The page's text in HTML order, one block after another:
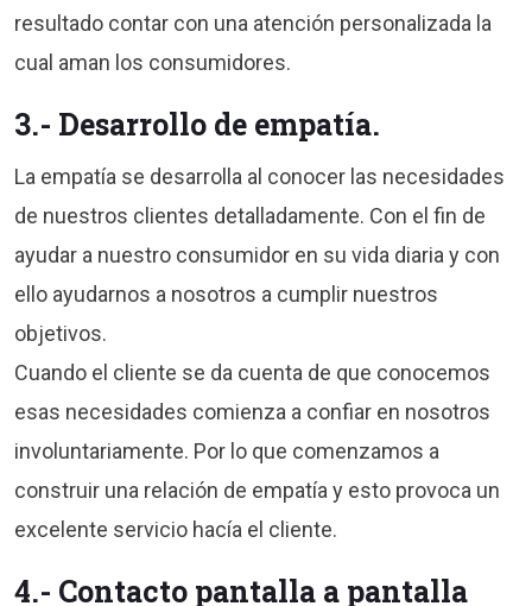
resultado contar con una atención personalizada la
cual aman los consumidores.
3.- Desarrollo de empatía.
La empatía se desarrolla al conocer las necesidades
de nuestros clientes detalladamente. Con el fin de
ayudar a nuestro consumidor en su vida diaria y con
ello ayudarnos a nosotros a cumplir nuestros
objetivos.
Cuando el cliente se da cuenta de que conocemos
esas necesidades comienza a confiar en nosotros
involuntariamente. Por lo que comenzamos a
construir una relación de empatía y esto provoca un
excelente servicio hacía el cliente.
4.- Contacto pantalla a pantalla